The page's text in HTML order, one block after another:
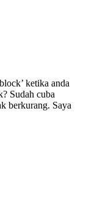
ketika anda
Sudah cuba
berkurang. Saya